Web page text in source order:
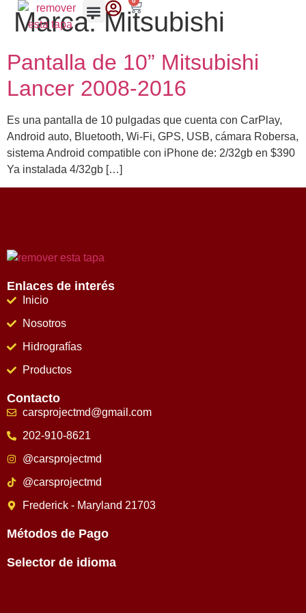
Marca:Mitsubishi
Pantalla de 10” Mitsubishi
Lancer 2008-2016
Es una pantalla de 10 pulgadas que cuenta con CarPlay,
Android auto, Bluetooth, Wi-Fi, GPS, USB, cámara Robersa,
sistema Android compatible con iPhone de: 2/32gb en $390
Ya instalada 4/32gb […]
Enlaces de interés
Inicio
Nosotros
Hidrografías
Productos
Contacto
carsprojectmd@gmail.com
202-910-8621
@carsprojectmd
@carsprojectmd
Frederick - Maryland 21703
Métodos de Pago
Selector de idioma